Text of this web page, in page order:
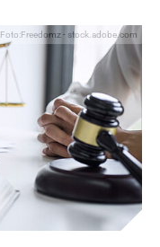
Foto:Freedomz - stock.adobe.com